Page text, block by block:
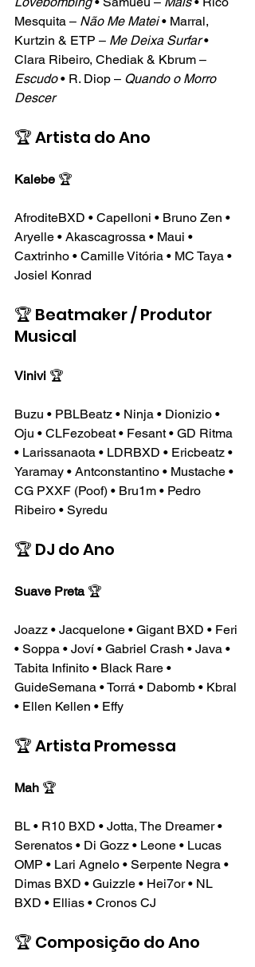
Mesquita – Não Me Matei • Marral,
Kurtzin & ETP – Me Deixa Surfar •
Clara Ribeiro, Chediak & Kbrum –
Escudo • R. Diop – Quando o Morro
Descer
🏆 Artista do Ano
Kalebe 🏆
AfroditeBXD • Capelloni • Bruno Zen •
Aryelle • Akascagrossa • Maui •
Caxtrinho • Camille Vitória • MC Taya •
Josiel Konrad
🏆 Beatmaker / Produtor
Musical
Vinivi 🏆
Buzu • PBLBeatz • Ninja • Dionizio •
Oju • CLFezobeat • Fesant • GD Ritma
• Larissanaota • LDRBXD • Ericbeatz •
Yaramay • Antconstantino • Mustache •
CG PXXF (Poof) • Bru1m • Pedro
Ribeiro • Syredu
🏆 DJ do Ano
Suave Preta 🏆
Joazz • Jacquelone • Gigant BXD • Feri
• Soppa • Joví • Gabriel Crash • Java •
Tabita Infinito • Black Rare •
GuideSemana • Torrá • Dabomb • Kbral
• Ellen Kellen • Effy
🏆 Artista Promessa
Mah 🏆
BL • R10 BXD • Jotta, The Dreamer •
Serenatos • Di Gozz • Leone • Lucas
OMP • Lari Agnelo • Serpente Negra •
Dimas BXD • Guizzle • Hei7or • NL
BXD • Ellias • Cronos CJ
🏆 Composição do Ano